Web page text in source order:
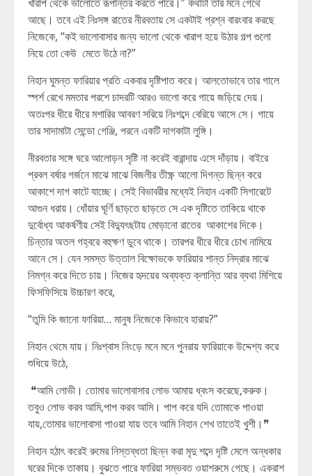
আছে। তবে এই নিঃসঙ্গ রাতের নীরবতায় সে একটাই প্রশ্ন বারংবার করছে
নিজেকে, “কই ভালোবাসার জন্য ভালো থেকে খারাপ হয়ে উঠার গল্প গুলো
নিয়ে তো কেউ মেতে উঠে না?”
নিহান ঘুমন্ত ফারিয়ার প্রতি একবার দৃষ্টিপাত করে। আলতোভাবে তার গালে
স্পর্শ রেখে মমতার পরশে চাদরটি আরও ভালো করে গায়ে জড়িয়ে দেয়।
অতঃপর ধীরে ধীরে মশারির আবরণ সরিয়ে নিঃশব্দে বেরিয়ে আসে সে। গায়ে
তার সাদামাটা সেন্ডো গেঞ্জি, পরনে একটি দাগকাটা লুঙ্গি।
নীরবতার সঙ্গে ঘরে আলোড়ন সৃষ্টি না করেই বারান্দায় এসে দাঁড়ায়। বাইরে
প্রবল বর্ষার গর্জনে মাঝে মাঝে বিজলীর তীক্ষ্ণ আলো দিগন্ত ছিন্ন করে
আকাশে দাগ কাটে যাচ্ছে। সেই বিভাবরীর মধ্যেই নিহান একটি সিগারেটে
আগুন ধরায়। ধোঁয়ার ঘূর্ণি ছাড়তে ছাড়তে সে এক দৃষ্টিতে তাকিয়ে থাকে
দুর্বোধ্য আকর্ষণীয় সেই বিদ্যুৎছটায় মোড়ানো রাতের আকাশের দিকে।
চিন্তার অতল গহ্বরে বহুক্ষণ ডুবে থাকে। তারপর ধীরে ধীরে চোখ নামিয়ে
আনে সে। যেন সমস্ত উত্তাল বিক্ষোভকে ফারিয়ার শান্ত নিদ্রার মাঝে
নিমগ্ন করে দিতে চায়। নিজের হৃদয়ের অব্যক্ত ক্লান্তি আর ব্যথা মিশিয়ে
ফিসফিসিয়ে উচ্চারণ করে,
“তুমি কি জানো ফারিয়া… মানুষ নিজেকে কিভাবে হারায়?”
নিহান থেমে যায়। নিঃশ্বাস নিংড়ে মনে মনে পুনরায় ফারিয়াকে উদ্দেশ্য করে
শুধিয়ে উঠে,
❝আমি লোভী। তোমার ভালোবাসার লোভ আমায় ধ্বংস করেছে,করুক।
তবুও লোভ করব আমি,পাপ করব আমি। পাপ করে যদি তোমাকে পাওয়া
যায়,তোমার ভালোবাসা পাওয়া যায় তবে আমি নিহান শেখ তাতেই খুশী।❞
নিহান হঠাৎ করেই রুমের নিস্তব্ধতা ছিন্ন করা মৃদু শব্দে দৃষ্টি মেলে অন্ধকার
ঘরের দিকে তাকায়। বুঝতে পারে ফারিয়া সম্ভবত ওয়াশরুমে গেছে। একরাশ